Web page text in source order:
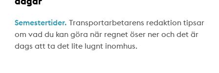
Semestertider. Transportarbetarens redaktion tipsar
om vad du kan göra när regnet öser ner och det är
dags att ta det lite lugnt inomhus.